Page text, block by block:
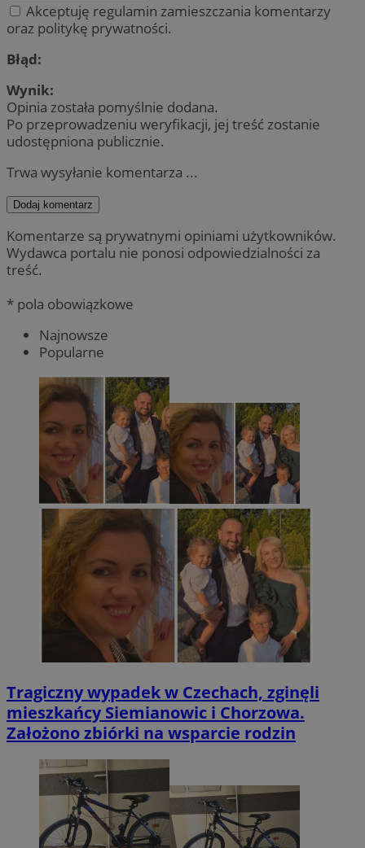
Akceptuję regulamin zamieszczania komentarzy
oraz politykę prywatności.
Błąd:
Wynik:
Opinia została pomyślnie dodana.
Po przeprowadzeniu weryfikacji, jej treść zostanie
udostępniona publicznie.
Trwa wysyłanie komentarza ...
Dodaj komentarz
Komentarze są prywatnymi opiniami użytkowników.
Wydawca portalu nie ponosi odpowiedzialności za
treść.
* pola obowiązkowe
Najnowsze
Popularne
Tragiczny wypadek w Czechach, zginęli
mieszkańcy Siemianowic i Chorzowa.
Założono zbiórki na wsparcie rodzin